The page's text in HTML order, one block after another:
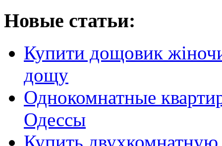
Новые статьи:
Купити дощовик
дощу
Однокомнатные
Одессы
Купить